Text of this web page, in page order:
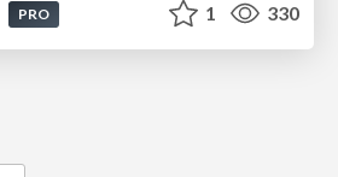
PRO 1 330